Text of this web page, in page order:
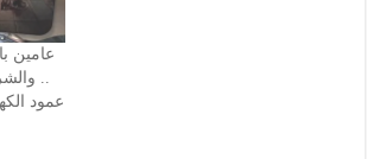
عامين
..
عمود